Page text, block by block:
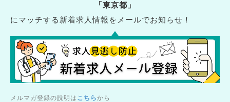
「東京都」
にマッチする新着求人情報をメールでお知らせ！
メルマガ登録の説明は こちらから